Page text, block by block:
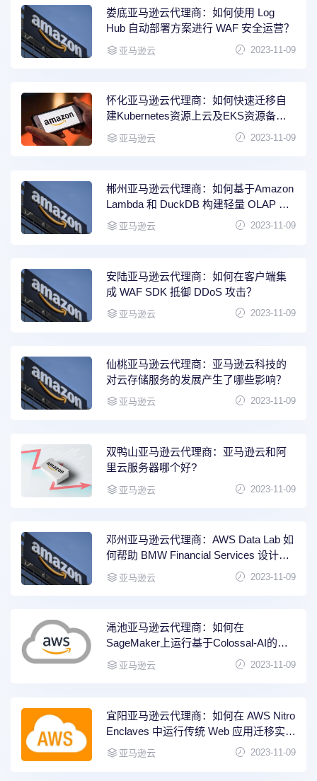
娄底亚马逊云代理商：如何使用 Log
Hub 自动部署方案进行 WAF 安全运营？
亚马逊云 2023-11-09
怀化亚马逊云代理商：如何快速迁移自
建Kubernetes资源上云及EKS资源备份
恢复？
亚马逊云 2023-11-09
郴州亚马逊云代理商：如何基于Amazon
Lambda 和 DuckDB 构建轻量 OLAP 引
擎？
亚马逊云 2023-11-09
安陆亚马逊云代理商：如何在客户端集
成 WAF SDK 抵御 DDoS 攻击？
亚马逊云 2023-11-09
仙桃亚马逊云代理商：亚马逊云科技的
对云存储服务的发展产生了哪些影响？
亚马逊云 2023-11-09
双鸭山亚马逊云代理商：亚马逊云和阿
里云服务器哪个好?
亚马逊云 2023-11-09
邓州亚马逊云代理商：AWS Data Lab 如
何帮助 BMW Financial Services 设计和
构建多账户的现代化数据架构?
亚马逊云 2023-11-09
渑池亚马逊云代理商：如何在
SageMaker上运行基于Colossal-AI的分
布式finetune任务？
亚马逊云 2023-11-09
宜阳亚马逊云代理商：如何在 AWS Nitro
Enclaves 中运行传统 Web 应用迁移实
践？
亚马逊云 2023-11-09